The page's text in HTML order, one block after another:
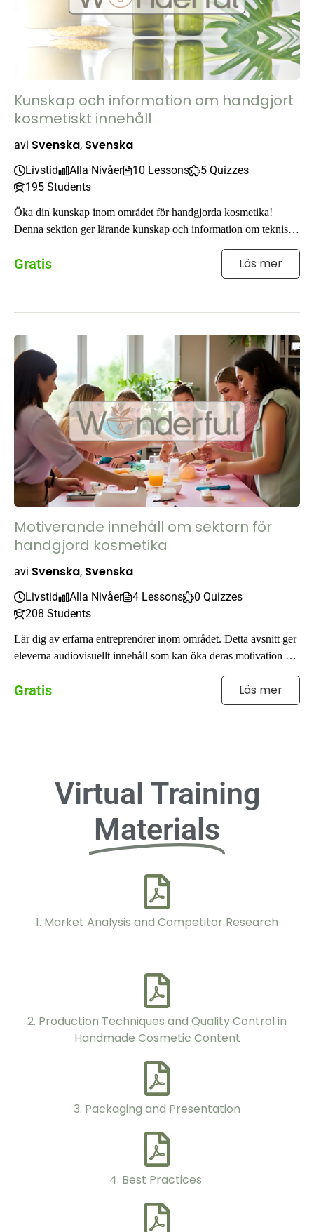
Kunskap och information om handgjort
kosmetiskt innehåll
avi Svenska, Svenska
Livstid Alla Nivåer 10 Lessons
5 Quizzes
195 Students
Öka din kunskap inom området för handgjorda kosmetika!
Denna sektion ger lärande kunskap och information om tekniska
Gratis Läs mer
Motiverande innehåll om sektorn för
handgjord kosmetika
avi Svenska, Svenska
Livstid Alla Nivåer 4 Lessons
0 Quizzes
208 Students
Lär dig av erfarna entreprenörer inom området. Detta avsnitt ger
eleverna audiovisuellt innehåll som kan öka deras motivation att
Gratis Läs mer
Virtual Training
Materials
1. Market Analysis and Competitor Research
2. Production Techniques and Quality Control in
Handmade Cosmetic Content
3. Packaging and Presentation
4. Best Practices